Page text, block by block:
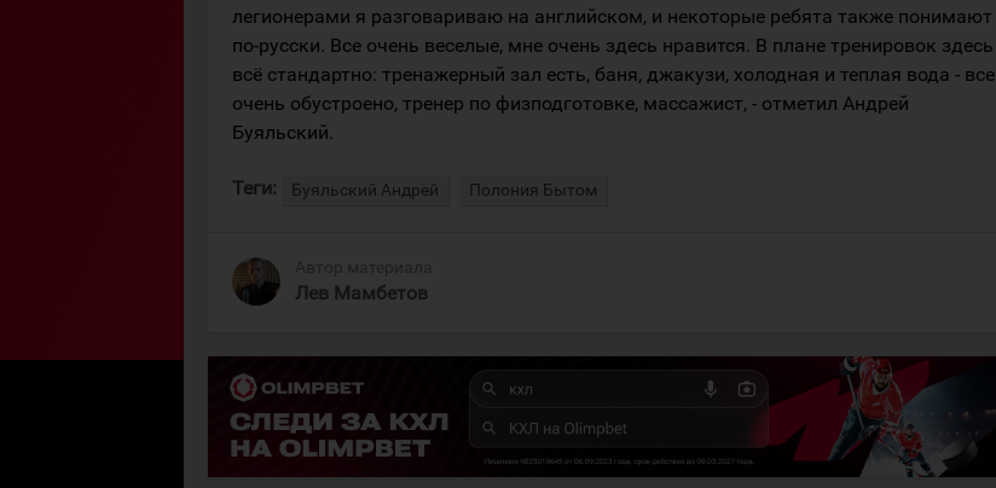
легионерами я разговариваю на английском, и некоторые ребята также понимают
по-русски. Все очень веселые, мне очень здесь нравится. В плане тренировок здесь
всё стандартно: тренажерный зал есть, баня, джакузи, холодная и теплая вода - все
очень обустроено, тренер по физподготовке, массажист, - отметил Андрей
Буяльский.
Теги: Буяльский Андрей Полония Бытом
Лев Мамбетов